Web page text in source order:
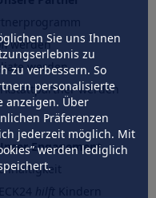
Sie uns Ihnen
zu
zu verbessern. So
personalisierte
anzeigen. Über
Präferenzen
jederzeit möglich. Mit
werden lediglich
werden
werden
werden
Engagement